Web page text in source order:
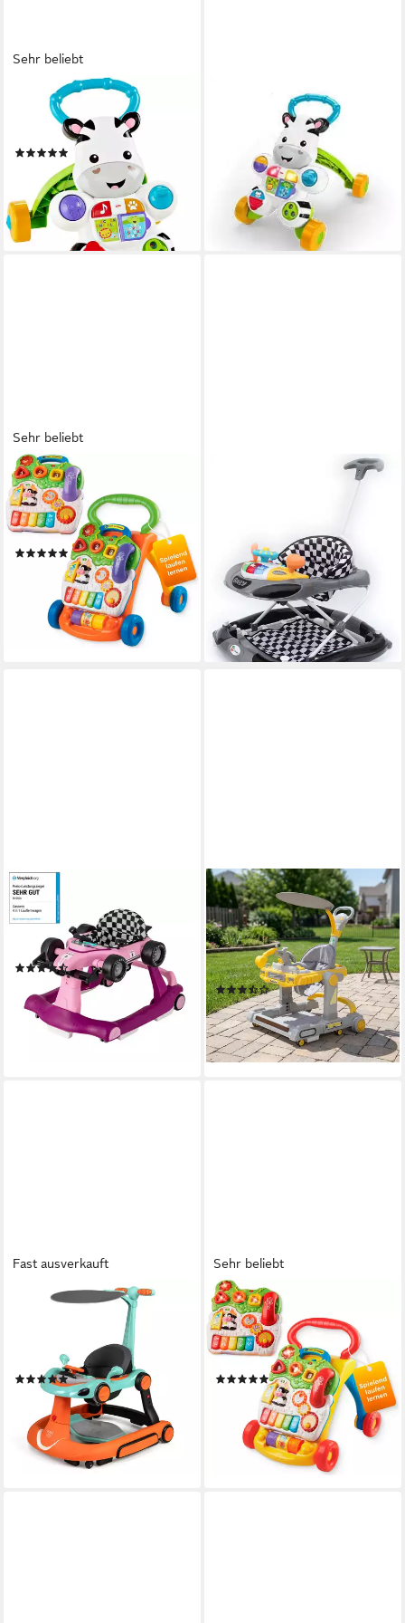
Sehr beliebt
FISHER-PRICE®
Lauflernhilfe Lern mit mir
Zebra Lauflernwagen
(148)
ab 28,99 € UVP 33,99 €
nur diesen Monat
-15%
lieferbar - in 2-3 Werktagen bei dir
FISHER-PRICE®
Lauflernwagen Fisher-Price
Lern mit mir Zebra
Lauflernwagen Englisch
DLF00 6 Monate
50,99 €
lieferbar - in 3-4 Werktagen bei dir
Sehr beliebt
VTECH®
Lauflernwagen VTechBaby,
Spiel-und Laufwagen, mit 11
Kindermelodien
(674)
UVP44,99 €
lieferbar - in 1-2 Werktagen bei dir
Lauflernwagen für Babys
59,99 € UVP89,99 €
-33%
lieferbar - in 2-3 Werktagen bei dir
COSTWAY
Lauflernhilfe 4 in 1
Lauflernwagen, mit Musik,
Licht, ab 6 Monaten
(28)
88,99 € UVP109,99 €
-19%
lieferbar - in 3-4 Werktagen bei dir
OYAJIA
Lauflernhilfe 4in1
Lauflernhilfe Babywalker
Spiel, mit Musik, Licht, ab 6
Monaten
(2)
39,99 € UVP 79,99 €
-50%
lieferbar - in 3-4 Werktagen bei dir
Fast ausverkauft
COSTWAY
Lauflernhilfe, (1-tlg), 7 in 1
Lauflerwagen, klappbar,
einstellbar, mit Rädern
(1)
76,79 € UVP139,99 €
-45%
lieferbar - in 3-4 Werktagen bei dir
+1
Sehr beliebt
VTECH®
Lauflernwagen VTechBaby,
Spiel-und Laufwagen - Special
Edition, mit 11 Kindermelodien
(91)
39,95 € UVP44,99 €
lieferbar - in 2-3 Werktagen bei dir